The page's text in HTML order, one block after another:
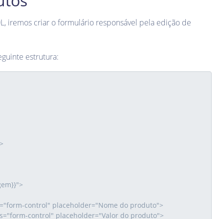
iremos criar o formulário responsável pela edição de
estrutura: